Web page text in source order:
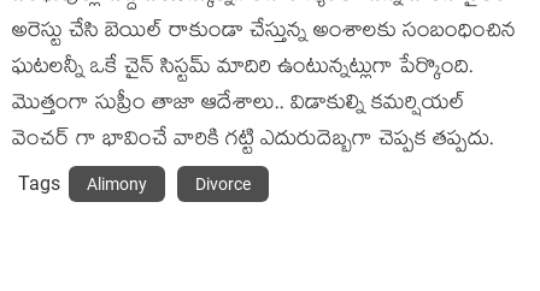
అరెస్టు చేసి బెయిల్ రాకుండా చేస్తున్న అంశాలకు సంబంధించిన
ఘటలన్నీ ఒకే చైన్ సిస్టమ్ మాదిరి ఉంటున్నట్లుగా పేర్కొంది.
మొత్తంగా సుప్రీం తాజా ఆదేశాలు.. విడాకుల్ని కమర్షియల్
వెంచర్ గా భావించే వారికి గట్టి ఎదురుదెబ్బగా చెప్పక తప్పదు.
Tags Alimony Divorce